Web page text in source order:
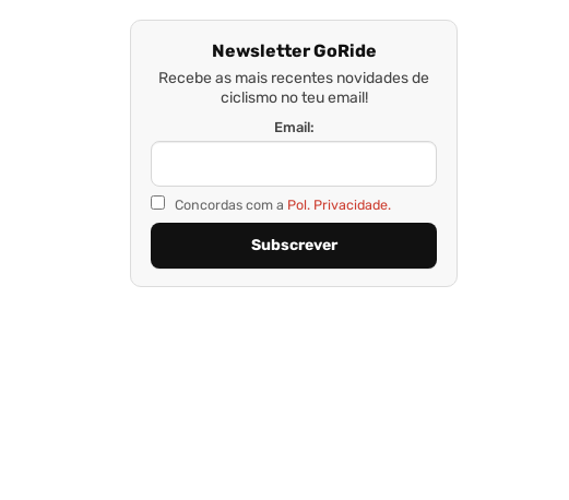
Newsletter GoRide
Recebe as mais recentes novidades de
ciclismo no teu email!
Email:
Concordas com a Pol. Privacidade.